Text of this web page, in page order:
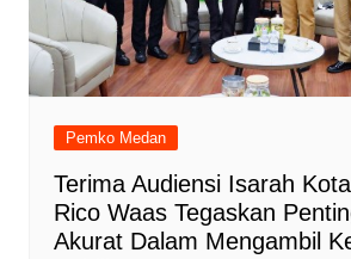
Pemko Medan
Terima Audiensi Isarah
Rico Waas Tegaskan
Akurat Dalam Mengambil